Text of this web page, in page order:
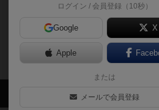
ログイン/無料
レス・アルカナのト
会員の新し
ログイン / 会員登録（10秒）
Google X
Apple
または
メールで会員登録